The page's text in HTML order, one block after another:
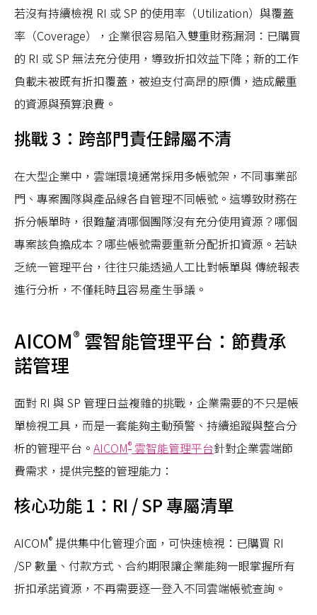
若沒有持續檢視 RI 或 SP 的使用率（Utilization）與覆蓋
率（Coverage），企業很容易陷入雙重財務漏洞：已購買
的 RI 或 SP 無法充分使用，導致折扣效益下降；新的工作
負載未被既有折扣覆蓋，被迫支付高昂的原價，造成嚴重
的資源與預算浪費。
挑戰 3：跨部門責任歸屬不清
在大型企業中，雲端環境通常採用多帳號架，不同事業部
門、專案團隊與產品線各自管理不同帳號。這導致財務在
拆分帳單時，很難釐清哪個團隊沒有充分使用資源？哪個
專案該負擔成本？哪些帳號需要重新分配折扣資源。若缺
乏統一管理平台，往往只能透過人工比對帳單與 傳統報表
進行分析，不僅耗時且容易產生爭議。
AICOM® 雲智能管理平台：節費承
諾管理
面對 RI 與 SP 管理日益複雜的挑戰，企業需要的不只是帳
單檢視工具，而是一套能夠主動預警、持續追蹤與整合分
析的管理平台。 AICOM® 雲智能管理平台針對企業雲端節
費需求，提供完整的管理能力：
核心功能 1：RI / SP 專屬清單
AICOM® 提供集中化管理介面，可快速檢視：已購買 RI
/SP 數量、付款方式、合約期限讓企業能夠一眼掌握所有
折扣承諾資源，不再需要逐一登入不同雲端帳號查詢。